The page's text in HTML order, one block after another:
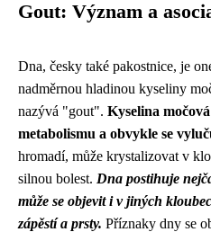
Gout: Význam a
Dna, česky také pakostnice, je
nadměrnou hladinou kyseliny
nazývá "gout". Kyselina
metabolismu a obvykle se
hromadí, může krystalizovat v
silnou bolest. Dna postihuje
může se objevit i v jiných
zápěstí a prsty. Příznaky dny se